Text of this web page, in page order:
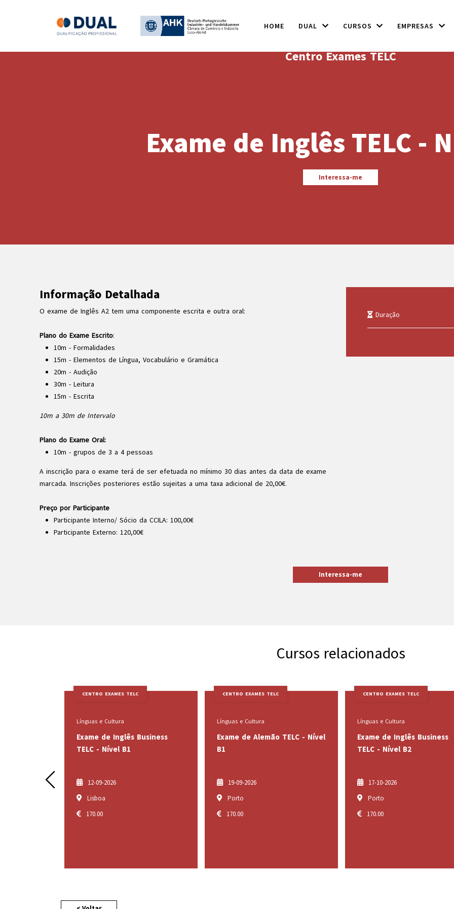
HOME DUAL CURSOS EMPRESAS
Centro Exames TELC
Exame de Inglês TELC -
Interessa-me
Informação Detalhada
O exame de Inglês A2 tem uma componente escrita e outra oral:
Plano do Exame Escrito:
10m - Formalidades
15m - Elementos de Língua, Vocabulário e Gramática
20m - Audição
30m - Leitura
15m - Escrita
10m a 30m de Intervalo
Plano do Exame Oral:
10m - grupos de 3 a 4 pessoas
A inscrição para o exame terá de ser efetuada no mínimo 30 dias antes da data de exame
marcada. Inscrições posteriores estão sujeitas a uma taxa adicional de 20,00€.
Preço por Participante
Participante Interno/ Sócio da CCILA: 100,00€
Participante Externo: 120,00€
Duração
Interessa-me
Cursos relacionados
Prev
CENTRO EXAMES TELC
Línguas e Cultura
Exame de Alemão TELC - Nível
B1
CENTRO EXAMES TELC
Línguas e Cultura
Exame de Inglês Business
CENTRO EXAMES
Línguas e Cultura
Exame de
B2